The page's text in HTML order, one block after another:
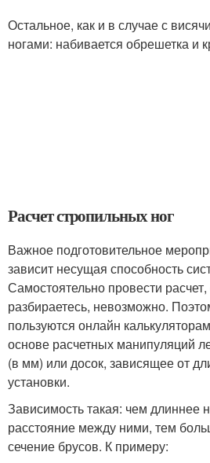
Остальное, как и в случае с
ногами: набивается обрешетка и
Расчет стропильных ног
Важное подготовительное
зависит несущая способность
Самостоятельно провести
разбираетесь, невозможно.
пользуются онлайн
основе расчетных манипуляций
(в мм) или досок, зависящее от
установки.
Зависимость такая: чем длиннее
расстояние между ними, тем
сечение брусов. К примеру: